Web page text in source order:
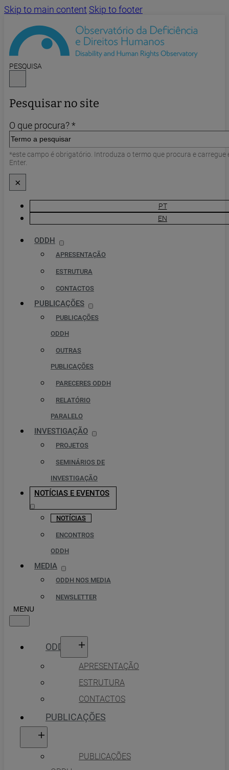
Skip to main content Skip to footer
PESQUISA
Pesquisar no site
O que procura? *
*este campo é obrigatório. Introduza o termo que procura e carregue
Enter.
×
PT
EN
ODDH
APRESENTAÇÃO
ESTRUTURA
CONTACTOS
PUBLICAÇÕES
PUBLICAÇÕES
ODDH
OUTRAS
PUBLICAÇÕES
PARECERES ODDH
RELATÓRIO
PARALELO
INVESTIGAÇÃO
PROJETOS
SEMINÁRIOS DE
INVESTIGAÇÃO
NOTÍCIAS E EVENTOS
NOTÍCIAS
ENCONTROS
ODDH
MEDIA
ODDH NOS MEDIA
NEWSLETTER
ODDH
APRESENTAÇÃO
ESTRUTURA
CONTACTOS
PUBLICAÇÕES
PUBLICAÇÕES